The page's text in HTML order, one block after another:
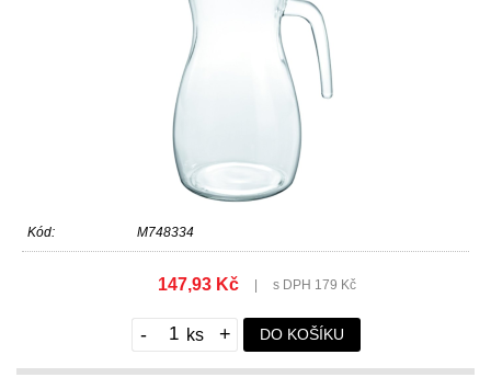
Kód: M748334
147,93 Kč s DPH 179 Kč
- + DO KOŠÍKU